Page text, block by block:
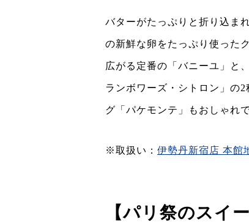
バターがたっぷりと折り込ま
の新鮮な卵をたっぷり使った
広がる定番の「バニーユ」と
ランボワーズ・シトロン」の
グ「パケモンテ」もおしゃれ
※取扱い： 伊勢丹新宿店 本館
【パリ祭のスイ